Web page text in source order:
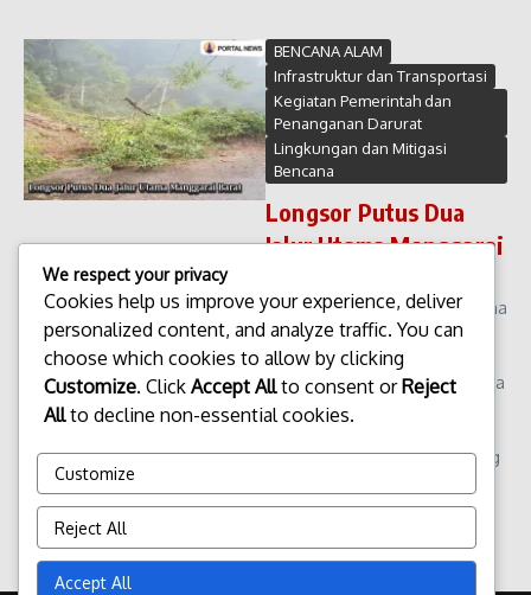
BENCANA ALAM
Infrastruktur dan Transportasi
Kegiatan Pemerintah dan
Penanganan Darurat
Lingkungan dan Mitigasi
Bencana
Longsor Putus Dua
Jalur Utama Manggarai
Longsor Putus Dua Jalur Utama
Manggarai Barat. Bencana
longsor kembali melanda
wilayah Manggarai Barat, Nusa
Tenggara Timur. Kali ini,
menutup dua jalur utama yang
admin Januari 26, 2026
Read More
We respect your privacy
Cookies help us improve your experience, deliver
personalized content, and analyze traffic. You can
choose which cookies to allow by clicking
Customize. Click Accept Allto consent orReject
Allto decline non-essential cookies.
Customize
Reject All
Accept All